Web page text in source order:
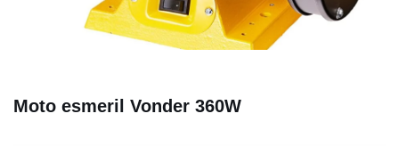
Moto esmeril Vonder 360W